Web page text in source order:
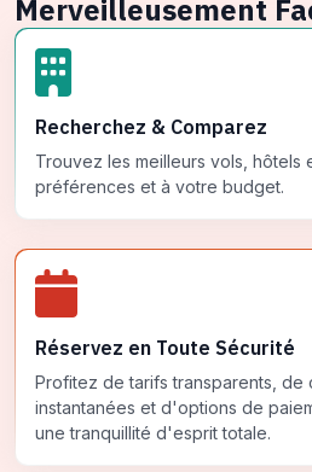
Merveilleusement
Recherchez & Comparez
Trouvez les meilleurs vols, hôtels
préférences et à votre budget.
Réservez en Toute Sécurité
Profitez de tarifs transparents, de
instantanées et d'options de
une tranquillité d'esprit totale.